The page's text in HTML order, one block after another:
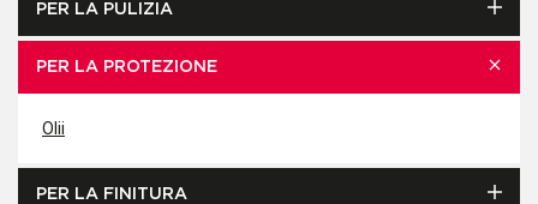
PER LA PULIZIA
PER LA PROTEZIONE
Olii
PER LA FINITURA